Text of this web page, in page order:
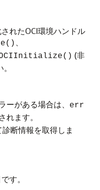
れたOCI環境ハンドル
(非
ーがある場合は、
err
れます。
断情報を取得しま
す。